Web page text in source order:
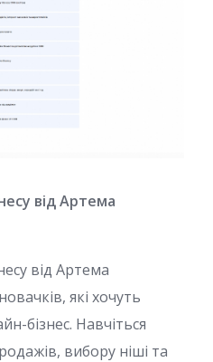
від Артема
від Артема
які хочуть
бізнес. Навчіться
вибору ніші та